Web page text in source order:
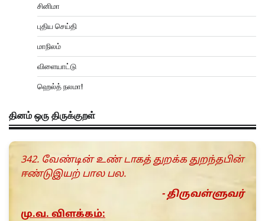
சினிமா
புதிய செய்தி
மாநிலம்
விளையாட்டு
ஹெல்த் நலமா!
தினம் ஒரு திருக்குறள்
342. வேண்டின் உண் டாகத் துறக்க துறந்தபின்
ஈண்டுஇயற் பால பல.
- திருவள்ளுவர்
மு.வ. விளக்கம்: